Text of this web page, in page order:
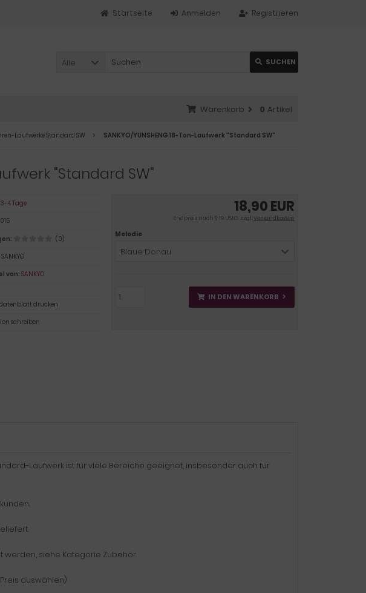
Registrieren
Anmelden
Startseite
Alle SUCHEN
Warenkorb 0 Artikel
Laufwerke Standard SW SANKYO/YUNSHENG 18-Ton-Laufwerk "Standard SW"
"Standard SW"
18,90 EUR
Endpreis nach § 19 UStG. zzgl.Versandkosten
Melodie
Blaue Donau
IN DEN WARENKORB
3-4 Tage
(0)
SANKYO
von: SANKYO
drucken
schreiben
Laufwerk ist für viele Bereiche geeignet, insbesonder auch für
siehe Kategorie Zubehör.
auswählen)